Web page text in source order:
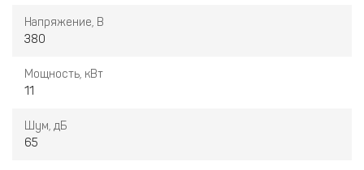
Напряжение, В
380
Мощность, кВт
11
Шум, дБ
65